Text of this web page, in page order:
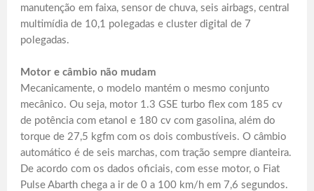
manutenção em faixa, sensor de chuva, seis airbags, central
multimídia de 10,1 polegadas e cluster digital de 7
polegadas.
Motor e câmbio não mudam
Mecanicamente, o modelo mantém o mesmo conjunto
mecânico. Ou seja, motor 1.3 GSE turbo flex com 185 cv
de potência com etanol e 180 cv com gasolina, além do
torque de 27,5 kgfm com os dois combustíveis. O câmbio
automático é de seis marchas, com tração sempre dianteira.
De acordo com os dados oficiais, com esse motor, o Fiat
Pulse Abarth chega a ir de 0 a 100 km/h em 7,6 segundos.